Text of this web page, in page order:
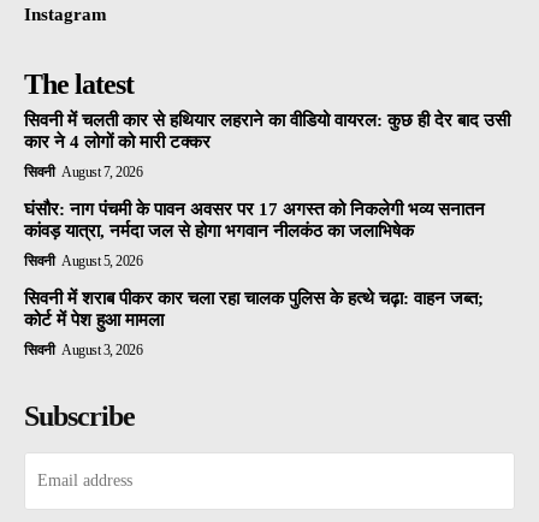
Instagram
The latest
सिवनी में चलती कार से हथियार लहराने का वीडियो वायरल: कुछ ही देर बाद उसी
कार ने 4 लोगों को मारी टक्कर
सिवनी August 7, 2026
घंसौर: नाग पंचमी के पावन अवसर पर 17 अगस्त को निकलेगी भव्य सनातन
कांवड़ यात्रा, नर्मदा जल से होगा भगवान नीलकंठ का जलाभिषेक
सिवनी August 5, 2026
सिवनी में शराब पीकर कार चला रहा चालक पुलिस के हत्थे चढ़ा: वाहन जब्त;
कोर्ट में पेश हुआ मामला
सिवनी August 3, 2026
Subscribe